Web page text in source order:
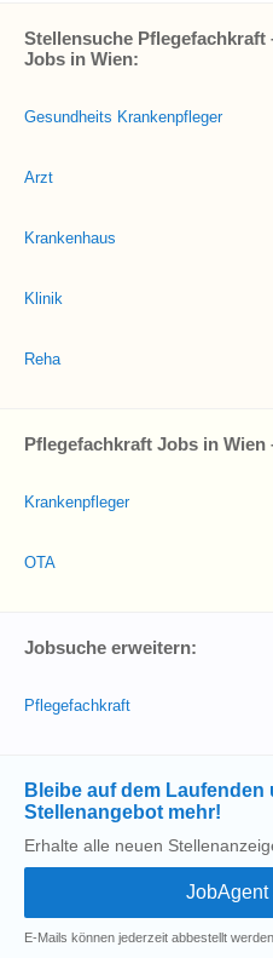
Stellensuche
Jobs in Wien:
Gesundheits Krankenpfleger
Arzt
Krankenhaus
Klinik
Reha
Pflegefachkraft Jobs in
Krankenpfleger
OTA
Jobsuche erweitern:
Pflegefachkraft
Bleibe auf dem
Stellenangebot mehr!
Erhalte alle neuen
E-Mails können jederzeit abbestellt werden.